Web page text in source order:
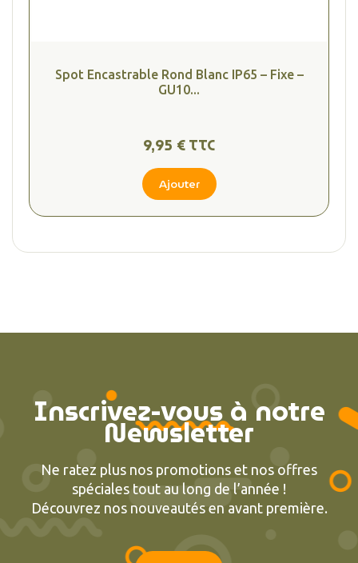
Spot Encastrable Rond Blanc IP65 – Fixe –
GU10...
9,95 € TTC
Ajouter
Inscrivez-vous à notre
Newsletter
Ne ratez plus nos promotions et nos offres
spéciales tout au long de l’année !
Découvrez nos nouveautés en avant première.